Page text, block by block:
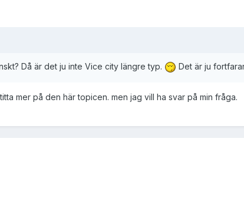
Då är det ju inte Vice city längre typ. Det är ju
mer på den här topicen. men jag vill ha svar på min fråga.